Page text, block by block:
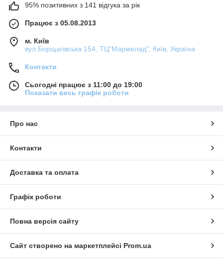
95% позитивних з 141 відгука за рік
Працює з 05.08.2013
м. Київ
вул.Борщагівська 154, ТЦ"Мармелад", Київ, Україна
Контакти
Сьогодні працює з 11:00 до 19:00
Показати весь графік роботи
Про нас
Контакти
Доставка та оплата
Графік роботи
Повна версія сайту
Сайт створено на маркетплейсі Prom.ua